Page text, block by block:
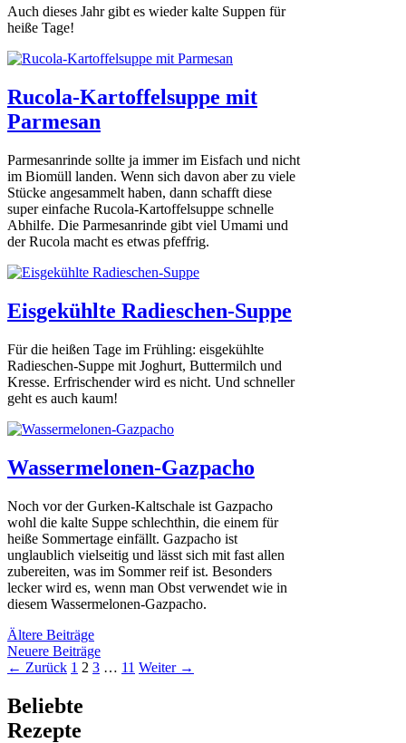
Auch dieses Jahr gibt es wieder kalte Suppen für
heiße Tage!
Rucola-Kartoffelsuppe mit
Parmesan
Parmesanrinde sollte ja immer im Eisfach und nicht
im Biomüll landen. Wenn sich davon aber zu viele
Stücke angesammelt haben, dann schafft diese
super einfache Rucola-Kartoffelsuppe schnelle
Abhilfe. Die Parmesanrinde gibt viel Umami und
der Rucola macht es etwas pfeffrig.
Eisgekühlte Radieschen-Suppe
Für die heißen Tage im Frühling: eisgekühlte
Radieschen-Suppe mit Joghurt, Buttermilch und
Kresse. Erfrischender wird es nicht. Und schneller
geht es auch kaum!
Wassermelonen-Gazpacho
Noch vor der Gurken-Kaltschale ist Gazpacho
wohl die kalte Suppe schlechthin​, die einem für
heiße Sommertage einfällt. Gazpacho ist
unglaublich vielseitig und lässt sich mit fast allen
zubereiten, was im Sommer reif ist. Besonders
lecker wird es, wenn man Obst verwendet wie in
diesem Wassermelonen-Gazpacho.
Ältere Beiträge
Neuere Beiträge
← Zurück Seite
1 Seite
2 Seite
3 … Seite
11 Weiter →
Beliebte
Rezepte